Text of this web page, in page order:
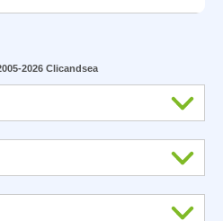
2026 Clicandsea